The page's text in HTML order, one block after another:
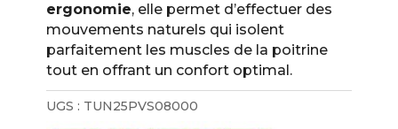
ergonomie, elle permet d’effectuer des
mouvements naturels qui isolent
parfaitement les muscles de la poitrine
tout en offrant un confort optimal.
UGS : TUN25PVS08000